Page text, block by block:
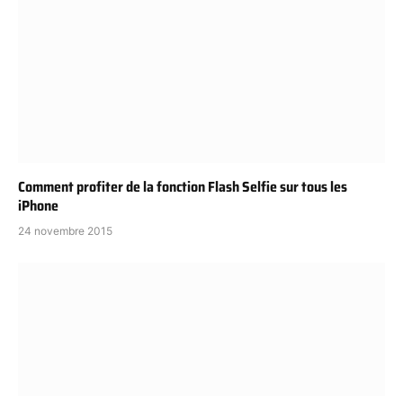
Comment profiter de la fonction Flash Selfie sur tous les
iPhone
24 novembre 2015